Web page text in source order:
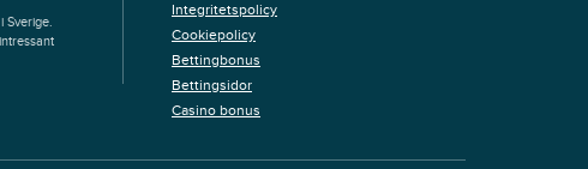
Sverige.
Integritetspolicy
Cookiepolicy
Bettingbonus
Bettingsidor
Casino bonus